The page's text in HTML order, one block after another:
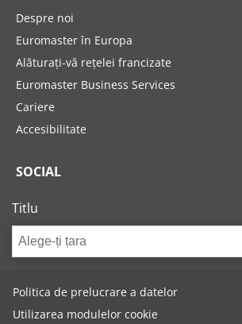
Despre noi
Euromaster în Europa
Alăturați-vă rețelei francizate
Euromaster Business Services
Cariere
Accesibilitate
SOCIAL
Titlu
Alege-ți țara
Politica de prelucrare a datelor
Utilizarea modulelor cookie